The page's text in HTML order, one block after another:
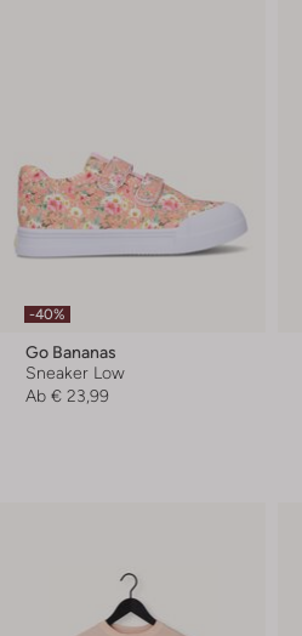
-40%
Go Bananas
Sneaker Low
Ab € 23,99